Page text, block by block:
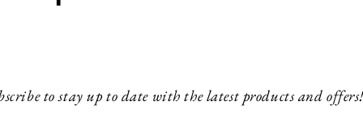
to stay up to date with the latest products and